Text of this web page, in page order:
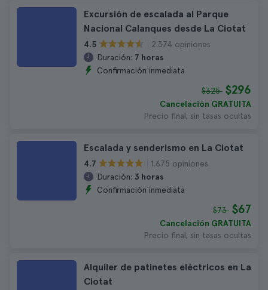
Excursión de escalada al Parque
Nacional Calanques desde La Ciotat
4.5
2.374 opiniones
Duración: 7 horas
Confirmación inmediata
$325 $296
Cancelación GRATUITA
Precio final, sin tasas ocultas
Escalada y senderismo en La Ciotat
4.7
1.675 opiniones
Duración: 3 horas
Confirmación inmediata
$73 $67
Cancelación GRATUITA
Precio final, sin tasas ocultas
Alquiler de patinetes eléctricos en La
Ciotat